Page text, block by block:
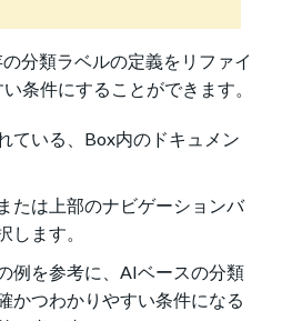
分類ラベルの定義をリファイ
条件にすることができます。
ている、Box内のドキュメン
たは上部のナビゲーションバ
します。
例を参考に、AIベースの分類
かつわかりやすい条件になる